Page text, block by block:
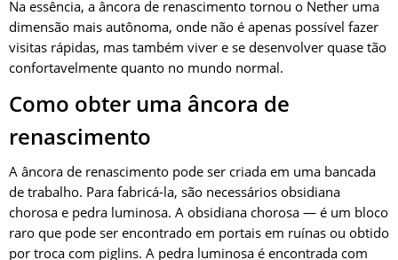
Na essência, a âncora de renascimento tornou o Nether uma
dimensão mais autônoma, onde não é apenas possível fazer
visitas rápidas, mas também viver e se desenvolver quase tão
confortavelmente quanto no mundo normal.
Como obter uma âncora de
renascimento
A âncora de renascimento pode ser criada em uma bancada
de trabalho. Para fabricá-la, são necessários obsidiana
chorosa e pedra luminosa. A obsidiana chorosa — é um bloco
raro que pode ser encontrado em portais em ruínas ou obtido
por troca com piglins. A pedra luminosa é encontrada com